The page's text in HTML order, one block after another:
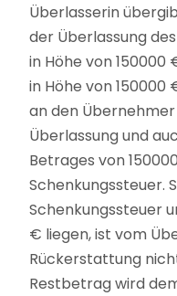
Überlasserin
der Überlassung
in Höhe von 150000
in Höhe von
an den
Überlassung und
Betrages von
Schenkungssteuer.
Schenkungssteuer
€ liegen, ist vom
Rückerstattung
Restbetrag wird